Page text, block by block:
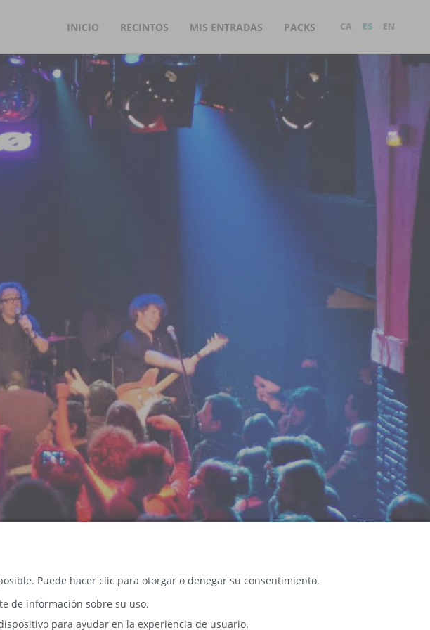
CA ES EN
INICIO RECINTOS MIS ENTRADAS PACKS
Puede hacer clic para otorgar o denegar su consentimiento.
de información sobre su uso.
para ayudar en la experiencia de usuario.